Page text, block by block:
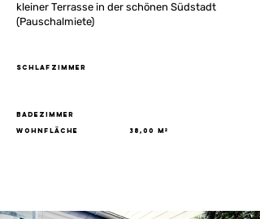
kleiner Terrasse in der schönen Südstadt
(Pauschalmiete)
Schlafzimmer
Badezimmer
Wohnfläche
38,00 m²